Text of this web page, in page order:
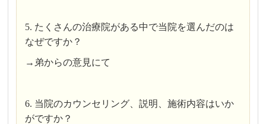
5. たくさんの治療院がある中で当院を選んだのは
なぜですか？
→弟からの意見にて
6. 当院のカウンセリング、説明、施術内容はいか
がですか？